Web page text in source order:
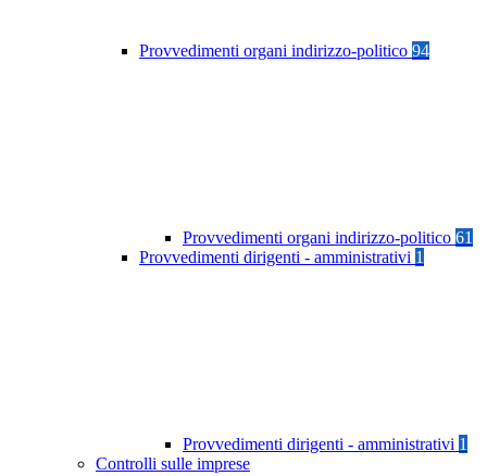
Provvedimenti organi indirizzo-politico 94
Provvedimenti organi indirizzo-politico 61
Provvedimenti dirigenti - amministrativi 1
Provvedimenti dirigenti - amministrativi 1
Controlli sulle imprese